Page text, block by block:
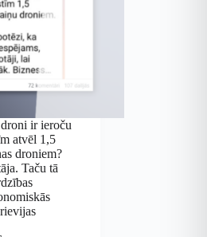
ir ieroču
atvēl 1,5
droniem?
Taču tā